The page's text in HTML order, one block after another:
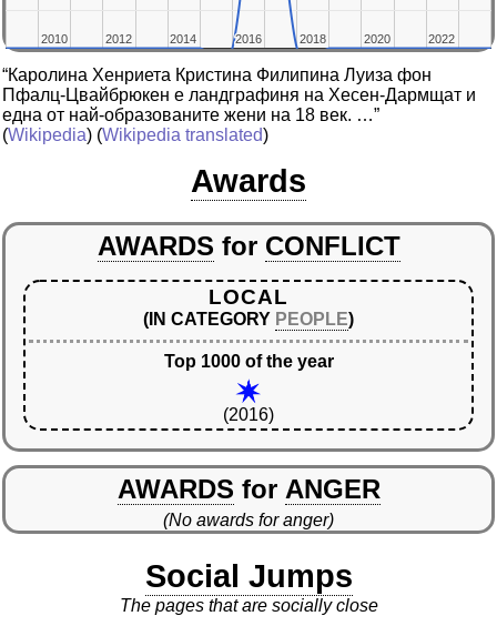
2010
2010 2012
2012 2014
2014 2016
2016 2018
2018 2020
2020 2022
2022
“Каролина Хенриета Кристина Филипина Луиза фон
Пфалц-Цвайбрюкен е ландграфиня на Хесен-Дармщат и
една от най-образованите жени на 18 век. …”
(Wikipedia) (Wikipedia translated)
Awards
AWARDS for CONFLICT
LOCAL
(IN CATEGORY PEOPLE)
Top 1000 of the year
(2016)
AWARDS for ANGER
(No awards for anger)
Social Jumps
The pages that are socially close